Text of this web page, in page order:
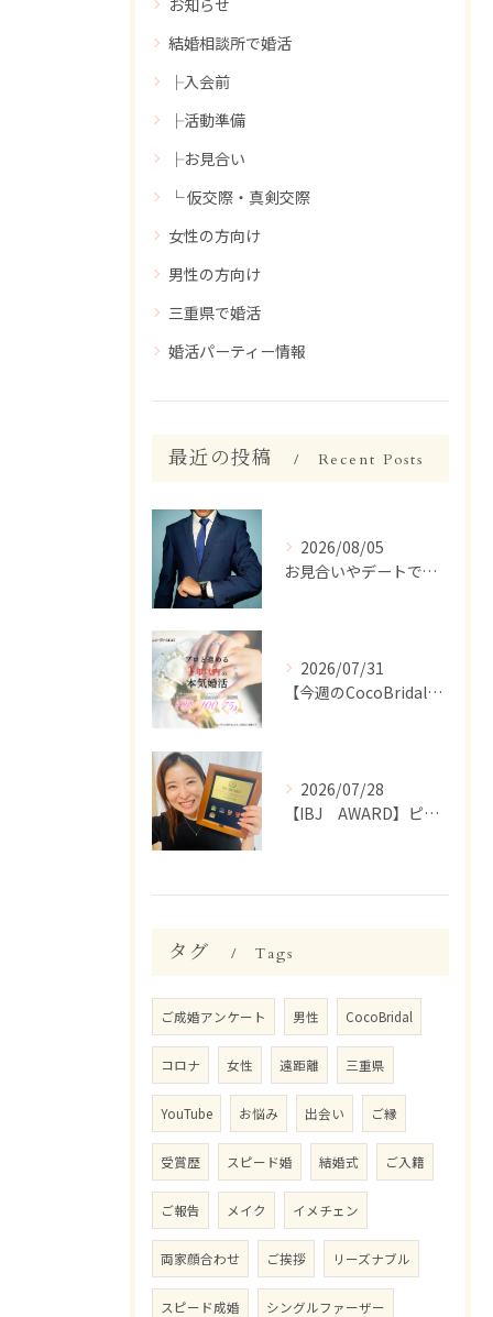
結婚相談所で婚活
├入会前
├活動準備
├お見合い
└ 仮交際・真剣交際
女性の方向け
男性の方向け
三重県で婚活
婚活パーティー情報
最近の投稿 Recent Posts
2026/08/05
お見合いやデートで、ついつい話しすぎちゃう人いませんか？【婚活 男性 話しすぎ】
2026/07/31
【今週のCocoBridal】7/27〜7/31 会員様 活動報告✨
2026/07/28
【IBJ AWARD】ピンバッジが届きました☺️
タグ Tags
ご成婚アンケート 男性 CocoBridal
コロナ 女性 遠距離 三重県
YouTube お悩み 出会い ご縁
受賞歴 スピード婚 結婚式 ご入籍
ご報告 メイク イメチェン
両家顔合わせ ご挨拶 リーズナブル
スピード成婚 シングルファーザー